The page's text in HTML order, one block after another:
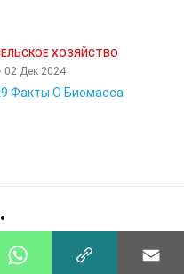
ХОЗЯЙСТВО
02 Дек 2024
Факты О Биомасса